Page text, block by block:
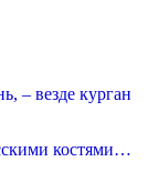
– везде курган
костями…